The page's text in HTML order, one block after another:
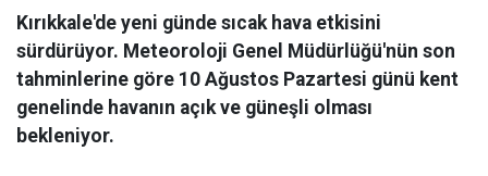
Kırıkkale'de yeni günde sıcak hava etkisini
sürdürüyor. Meteoroloji Genel Müdürlüğü'nün son
tahminlerine göre 10 Ağustos Pazartesi günü kent
genelinde havanın açık ve güneşli olması
bekleniyor.